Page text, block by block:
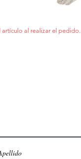
al realizar el pedido.